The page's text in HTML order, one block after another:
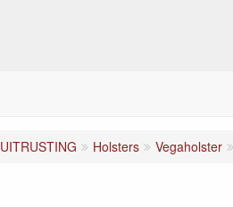
Holsters Vegaholster